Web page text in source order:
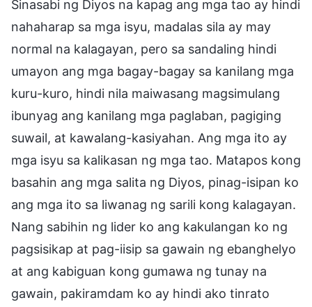
Sinasabi ng Diyos na kapag ang mga tao ay hindi
nahaharap sa mga isyu, madalas sila ay may
normal na kalagayan, pero sa sandaling hindi
umayon ang mga bagay-bagay sa kanilang mga
kuru-kuro, hindi nila maiwasang magsimulang
ibunyag ang kanilang mga paglaban, pagiging
suwail, at kawalang-kasiyahan. Ang mga ito ay
mga isyu sa kalikasan ng mga tao. Matapos kong
basahin ang mga salita ng Diyos, pinag-isipan ko
ang mga ito sa liwanag ng sarili kong kalagayan.
Nang sabihin ng lider ko ang kakulangan ko ng
pagsisikap at pag-iisip sa gawain ng ebanghelyo
at ang kabiguan kong gumawa ng tunay na
gawain, pakiramdam ko ay hindi ako tinrato